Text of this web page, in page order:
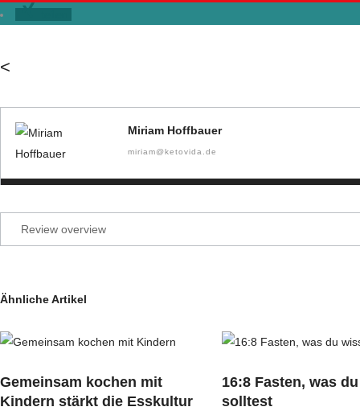
<
Miriam Hoffbauer
miriam@ketovida.de
Review overview
Ähnliche Artikel
Gemeinsam kochen mit
Kindern stärkt die Esskultur
16:8 Fasten, was
solltest